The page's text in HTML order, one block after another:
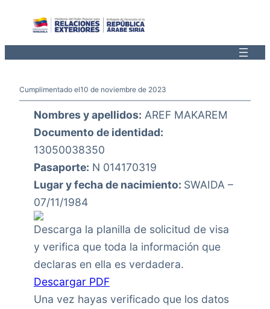
Cumplimentado el10 de noviembre de 2023
Nombres y apellidos: AREF MAKAREM
Documento de identidad:
13050038350
Pasaporte: N 014170319
Lugar y fecha de nacimiento: SWAIDA –
07/11/1984
Descarga la planilla de solicitud de visa
y verifica que toda la información que
declaras en ella es verdadera.
Descargar PDF
Una vez hayas verificado que los datos